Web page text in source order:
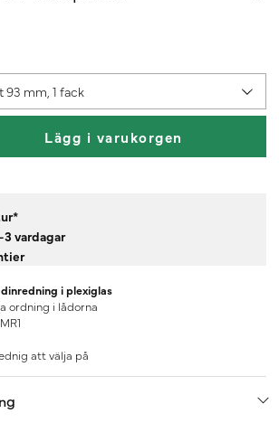
93 mm, 1 fack
Lägg i varukorgen
vardagar
i plexiglas
ordning i lådorna
att välja på